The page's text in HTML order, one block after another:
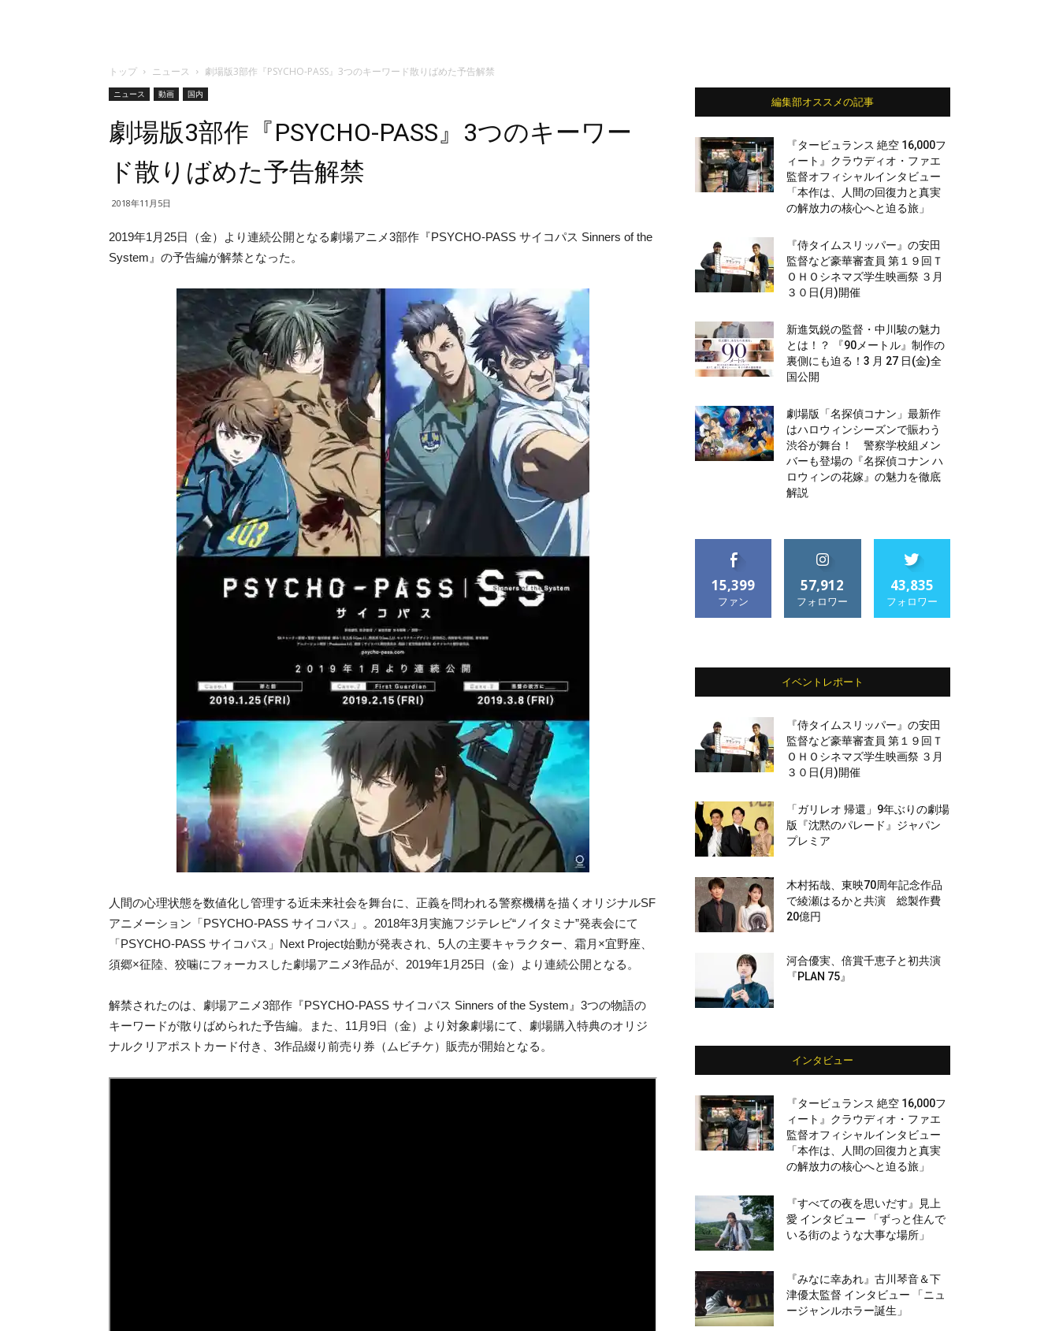
トップ ニュース 劇場版3部作『PSYCHO-PASS』3つのキーワード散りばめた予告解禁
ニュース 動画 国内
劇場版3部作『PSYCHO-PASS』3つのキーワー
ド散りばめた予告解禁
2018年11月5日
2019年1月25日（金）より連続公開となる劇場アニメ3部作『PSYCHO-PASS サイコパス Sinners of the
System』の予告編が解禁となった。
人間の心理状態を数値化し管理する近未来社会を舞台に、正義を問われる警察機構を描くオリジナルSF
アニメーション「PSYCHO-PASS サイコパス」。2018年3月実施フジテレビ“ノイタミナ”発表会にて
「PSYCHO-PASS サイコパス」Next Project始動が発表され、5人の主要キャラクター、霜月×宜野座、
須郷×征陸、狡噛にフォーカスした劇場アニメ3作品が、2019年1月25日（金）より連続公開となる。
解禁されたのは、劇場アニメ3部作『PSYCHO-PASS サイコパス Sinners of the System』3つの物語の
キーワードが散りばめられた予告編。また、11月9日（金）より対象劇場にて、劇場購入特典のオリジ
ナルクリアポストカード付き、3作品綴り前売り券（ムビチケ）販売が開始となる。
編集部オススメの記事
『タービュランス 絶空 16,000フ
ィート』クラウディオ・ファエ
監督オフィシャルインタビュー
「本作は、人間の回復力と真実
の解放力の核心へと迫る旅」
『侍タイムスリッパー』の安田
監督など豪華審査員 第１９回Ｔ
ＯＨＯシネマズ学生映画祭 ３月
３０日(月)開催
新進気鋭の監督・中川駿の魅力
とは！？ 『90メートル』制作の
裏側にも迫る！3 月 27 日(金)全
国公開
劇場版「名探偵コナン」最新作
はハロウィンシーズンで賑わう
渋谷が舞台！ 警察学校組メン
バーも登場の『名探偵コナン ハ
ロウィンの花嫁』の魅力を徹底
解説
15,399
ファン
57,912
フォロワー
43,835
フォロワー
イベントレポート
『侍タイムスリッパー』の安田
監督など豪華審査員 第１９回Ｔ
ＯＨＯシネマズ学生映画祭 ３月
３０日(月)開催
「ガリレオ 帰還」9年ぶりの劇場
版『沈黙のパレード』ジャパン
プレミア
木村拓哉、東映70周年記念作品
で綾瀬はるかと共演 総製作費
20億円
河合優実、倍賞千恵子と初共演
『PLAN 75』
インタビュー
『タービュランス 絶空 16,000フ
ィート』クラウディオ・ファエ
監督オフィシャルインタビュー
「本作は、人間の回復力と真実
の解放力の核心へと迫る旅」
『すべての夜を思いだす』見上
愛 インタビュー 「ずっと住んで
いる街のような大事な場所」
『みなに幸あれ』古川琴音＆下
津優太監督 インタビュー 「ニュ
ージャンルホラー誕生」